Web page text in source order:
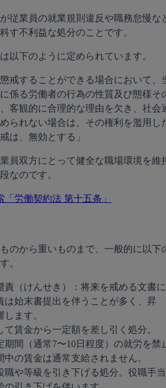
従業員の就業規則違反や職務怠慢な
す不利益な処分のことです。
以下のように定められています。
戒することができる場合において、
係る労働者の行為の性質及び態様そ
客観的に合理的な理由を欠き、社会
られない場合は、その権利を濫用し
は、無効とする」
員双方にとって健全な職場環境を維
なのです。
「労働契約法 第十五条」
のから重いものまで、一般的に以下
。
責（けんせき）：将来を戒める文書に
は始末書提出を伴うことが多く、昇
ます。
て賃金から一定額を差し引く処分。
期間（通常7〜10日程度）の就労を禁
中の賃金は通常支給されません。
職や等級を引き下げる処分。役職手当